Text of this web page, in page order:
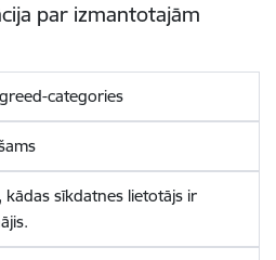
par izmantotajām
categories
kādas sīkdatnes lietotājs ir